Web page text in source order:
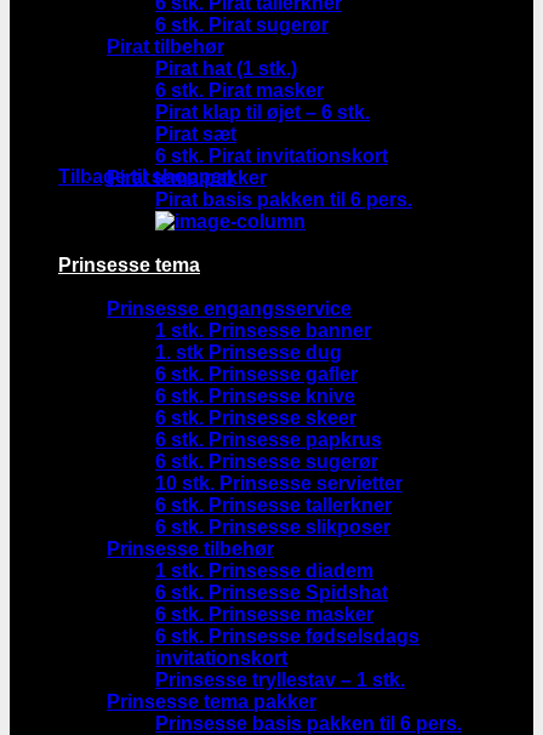
Ingen varer i kurven.
Tilbage til shoppen
6 stk. Pirat sugerør
Pirat tilbehør
Pirat hat (1 stk.)
6 stk. Pirat masker
Pirat klap til øjet – 6 stk.
Pirat sæt
6 stk. Pirat invitationskort
Pirat tema pakker
Pirat basis pakken til 6 pers.
Prinsesse tema
Prinsesse engangsservice
1 stk. Prinsesse banner
1. stk Prinsesse dug
6 stk. Prinsesse gafler
6 stk. Prinsesse knive
6 stk. Prinsesse skeer
6 stk. Prinsesse papkrus
6 stk. Prinsesse sugerør
10 stk. Prinsesse servietter
6 stk. Prinsesse tallerkner
6 stk. Prinsesse slikposer
Prinsesse tilbehør
1 stk. Prinsesse diadem
6 stk. Prinsesse Spidshat
6 stk. Prinsesse masker
6 stk. Prinsesse fødselsdags
invitationskort
Prinsesse tryllestav – 1 stk.
Prinsesse tema pakker
Prinsesse basis pakken til 6 pers.